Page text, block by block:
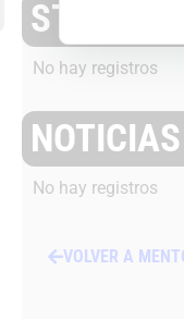
No hay registros
No hay registros
VOLVER A